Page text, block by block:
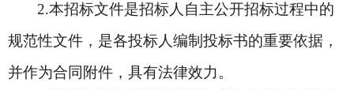
2.本招标文件是招标人自主公开招标过程中的
规范性文件，是各投标人编制投标书的重要依据，
并作为合同附件，具有法律效力。